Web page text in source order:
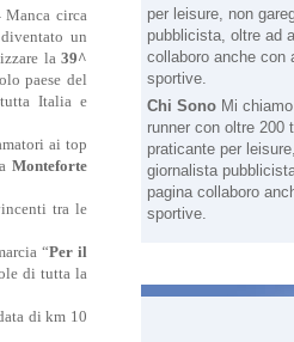
Manca circa
un
la39^
paese del
Italia e
ai top
Monteforte
tra le
“Per il
di tutta la
di km 10
Chi Sono Mi
runner con oltre 200
praticante per
giornalista
pagina collaboro
sportive.